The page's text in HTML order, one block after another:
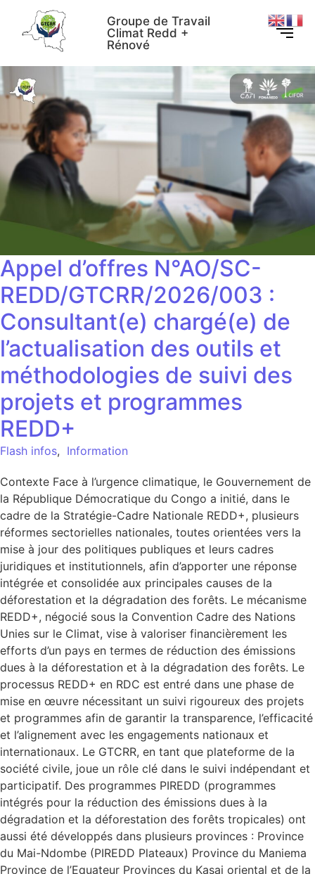
Groupe de Travail
Climat Redd +
Rénové
Appel d’offres N°AO/SC-
REDD/GTCRR/2026/003 :
Consultant(e) chargé(e) de
l’actualisation des outils et
méthodologies de suivi des
projets et programmes
REDD+
Flash infos, Information
Contexte Face à l’urgence climatique, le Gouvernement de
la République Démocratique du Congo a initié, dans le
cadre de la Stratégie-Cadre Nationale REDD+, plusieurs
réformes sectorielles nationales, toutes orientées vers la
mise à jour des politiques publiques et leurs cadres
juridiques et institutionnels, afin d’apporter une réponse
intégrée et consolidée aux principales causes de la
déforestation et la dégradation des forêts. Le mécanisme
REDD+, négocié sous la Convention Cadre des Nations
Unies sur le Climat, vise à valoriser financièrement les
efforts d’un pays en termes de réduction des émissions
dues à la déforestation et à la dégradation des forêts. Le
processus REDD+ en RDC est entré dans une phase de
mise en œuvre nécessitant un suivi rigoureux des projets
et programmes afin de garantir la transparence, l’efficacité
et l’alignement avec les engagements nationaux et
internationaux. Le GTCRR, en tant que plateforme de la
société civile, joue un rôle clé dans le suivi indépendant et
participatif. Des programmes PIREDD (programmes
intégrés pour la réduction des émissions dues à la
dégradation et la déforestation des forêts tropicales) ont
aussi été développés dans plusieurs provinces : Province
du Mai-Ndombe (PIREDD Plateaux) Province du Maniema
Province de l’Equateur Provinces du Kasai oriental et de la